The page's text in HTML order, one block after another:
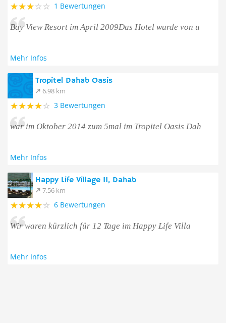
1 Bewertungen
Bay View Resort im April 2009Das Hotel wurde von u
Mehr Infos
Tropitel Dahab Oasis
6.98 km
3 Bewertungen
war im Oktober 2014 zum 5mal im Tropitel Oasis Dah
Mehr Infos
Happy Life Village II, Dahab
7.56 km
6 Bewertungen
Wir waren kürzlich für 12 Tage im Happy Life Villa
Mehr Infos